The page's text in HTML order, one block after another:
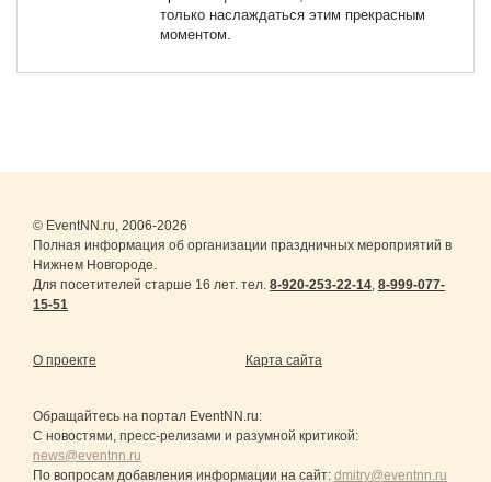
только наслаждаться этим прекрасным
моментом.
© EventNN.ru, 2006-2026
Полная информация об организации праздничных мероприятий в
Нижнем Новгороде.
Для посетителей старше 16 лет. тел. 8-920-253-22-14 8-999-077-
15-51
О проекте Карта сайта
Обращайтесь на портал EventNN.ru:
С новостями, пресс-релизами и разумной критикой:
news@eventnn.ru
По вопросам добавления информации на сайт: dmitry@eventnn.ru